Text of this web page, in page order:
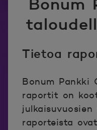
Bonum
Tietoa
Bonum Pankki
raportit on
julkaisuvuosien
raporteista